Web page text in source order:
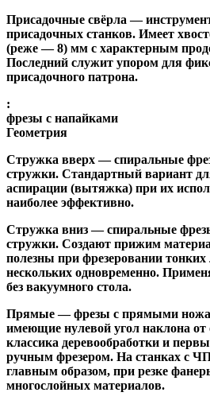
Присадочные свёрла —
присадочных станков. Имеет
(реже — 8) мм с характерным
Последний служит упором для
присадочного патрона.
:
фрезы с напайками
Геометрия
Стружка вверх— спиральные
стружки. Стандартный вариант
аспирации (вытяжка) при их
наиболее эффективно.
Стружка вниз— спиральные
стружки. Создают прижим
полезны при фрезеровании тонких
нескольких одновременно.
без вакуумного стола.
Прямые— фрезы с прямыми
имеющие нулевой угол наклона от
классика деревообработки и
ручным фрезером. На станках с
главным образом, при резке
многослойных материалов.